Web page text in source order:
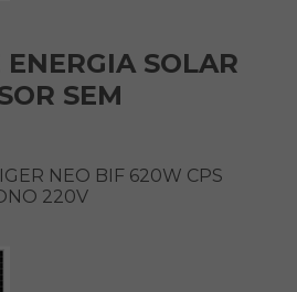
SOLAR
SEM
NEO BIF 620W CPS
220V